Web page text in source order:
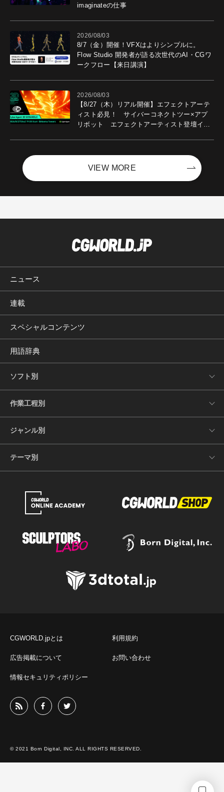
imaginateの仕事
2026/08/03
8/7（金）開催！VFXはよりシンプルに。
Flow Studio 開発者が語る次世代のAI・CGワ
ークフロー【来日講演】
2026/08/03
【8/27（木）リアル開催】エフェクトアーテ
ィスト必見！ サイバーコネクトツー×アプ
リボット エフェクトアーティスト登壇イベ
VIEW MORE
ニュース
連載
スペシャルコンテンツ
用語辞典
ソフト別
作業工程別
ジャンル別
テーマ別
CGWORLD.jpとは 利用規約
広告掲載について お問い合わせ
情報セキュリティポリシー
© 2021 Born Digital, INC. ALL RIGHTS RESERVED.